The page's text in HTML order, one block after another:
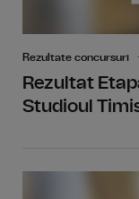
Rezultate concursuri
Rezultat
Studioul